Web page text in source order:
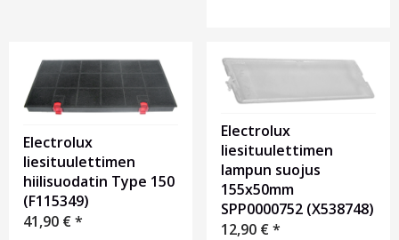
Electrolux
liesituulettimen
hiilisuodatin Type 150
(F115349)
41,90 €*
Electrolux
liesituulettimen
lampun suojus
155x50mm
SPP0000752 (X538748)
12,90 €*